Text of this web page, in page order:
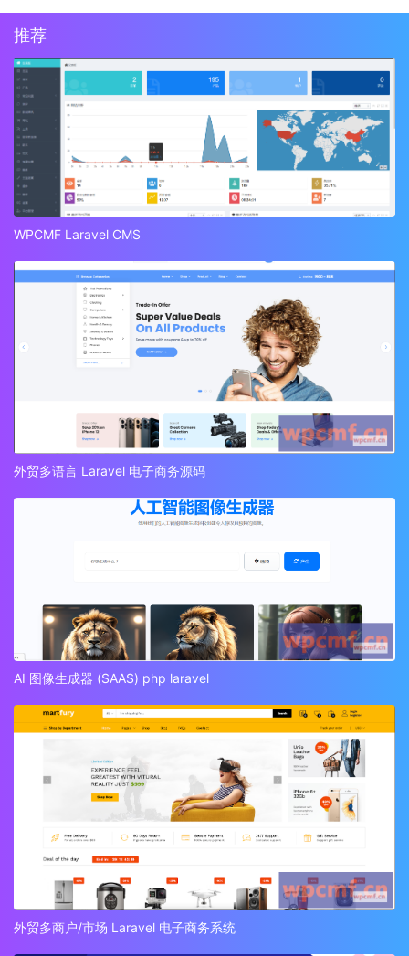
推荐
WPCMF Laravel CMS
外贸多语言 Laravel 电子商务源码
AI 图像生成器 (SAAS) php laravel
外贸多商户/市场 Laravel 电子商务系统